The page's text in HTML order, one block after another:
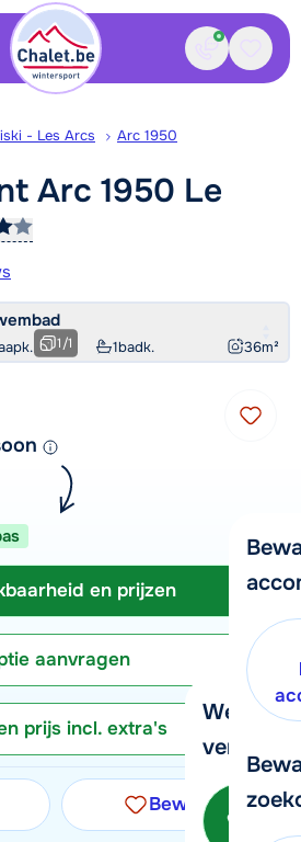
Contact
We
verder!
- Les Arcs Arc 1950
Arc 1950 Le
1badk. 36m²
1/1
en prijzen
aanvragen
prijs incl. extra's
Bewaren